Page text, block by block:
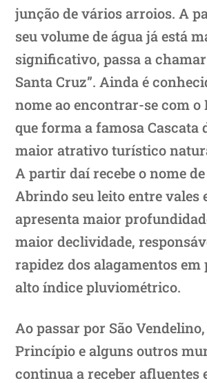
junção de vários arroios. A
seu volume de água já está
significativo, passa a
Santa Cruz”. Ainda é
nome ao encontrar-se com o
que forma a famosa Cascata
maior atrativo turístico
A partir daí recebe o nome de
Abrindo seu leito entre vales
apresenta maior
maior declividade,
rapidez dos alagamentos em
alto índice pluviométrico.
Ao passar por São
Princípio e alguns outros
continua a receber afluentes